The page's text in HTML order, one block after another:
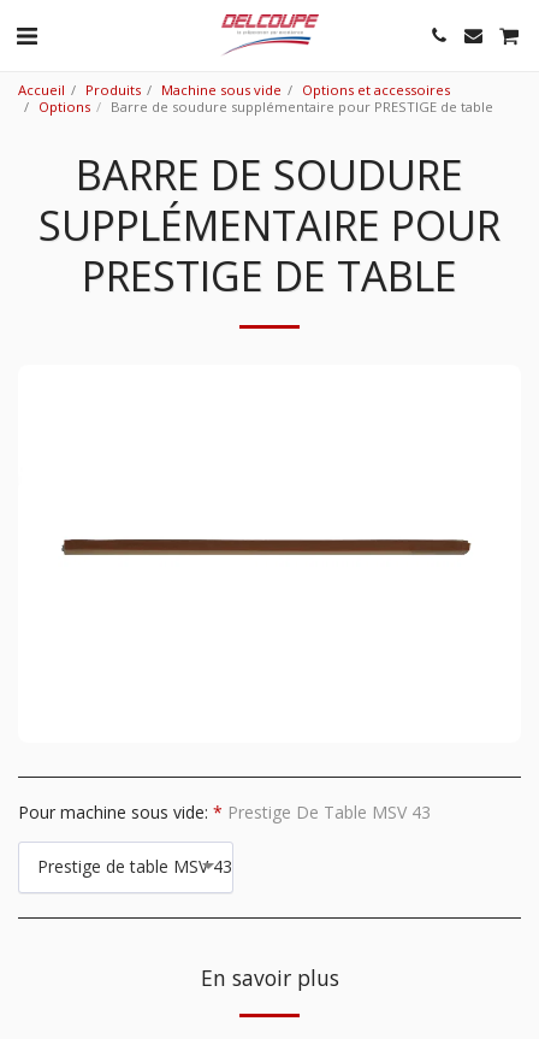
Accueil Produits Machine sous vide
Options et accessoires
Options
Barre de soudure supplémentaire pour PRESTIGE de table
BARRE DE SOUDURE
SUPPLÉMENTAIRE POUR
PRESTIGE DE TABLE
Pour machine sous vide: * Prestige De Table MSV 43
Prestige de table MSV 43
En savoir plus